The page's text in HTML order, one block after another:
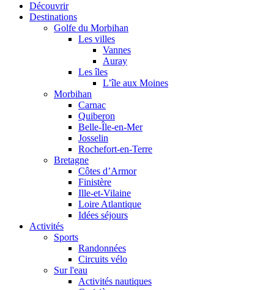
Découvrir
Destinations
Golfe du Morbihan
Les villes
Vannes
Auray
Les îles
L’île aux Moines
Morbihan
Carnac
Quiberon
Belle-Île-en-Mer
Josselin
Rochefort-en-Terre
Bretagne
Côtes d’Armor
Finistère
Ille-et-Vilaine
Loire Atlantique
Idées séjours
Activités
Sports
Randonnées
Circuits vélo
Sur l'eau
Activités nautiques